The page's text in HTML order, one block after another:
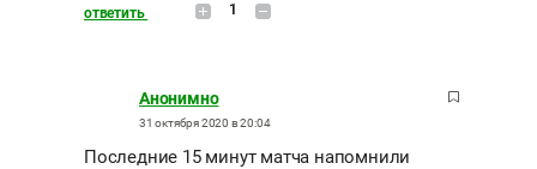
ответить 1
Анонимно
31 октября 2020 в 20:04
Последние 15 минут матча напомнили